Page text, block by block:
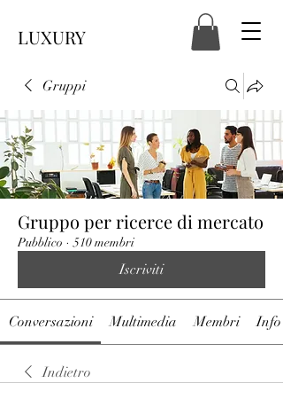
LUXURY
Gruppi
Gruppo per ricerce di mercato
Pubblico · 510 membri
Iscriviti
Conversazioni Multimedia Membri Info
Indietro